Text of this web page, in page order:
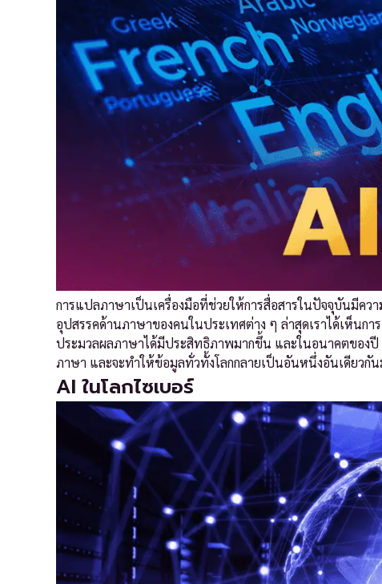
การแปลภาษาเป็นเครื่องมือที่ช่วยให้การสื่อสารในปัจจุบันมีคว
อุปสรรคด้านภาษาของคนในประเทศต่าง ๆ ล่าสุดเราได้เห็นก
ประมวลผลภาษาได้มีประสิทธิภาพมากขึ้น และในอนาคตของปี
ภาษา และจะทำให้ข้อมูลทั่วทั้งโลกกลายเป็นอันหนึ่งอันเดียวกั
AI ในโลกไซเบอร์